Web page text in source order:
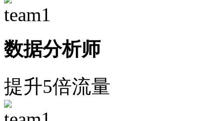
数据分析师
提升5倍流量